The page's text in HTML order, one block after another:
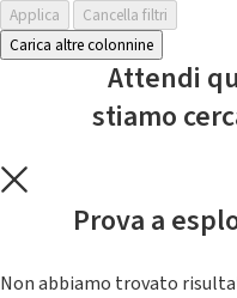
Applica
Cancella filtri
Carica altre colonnine
Attendi
stiamo
Prova a
Non abbiamo trovato